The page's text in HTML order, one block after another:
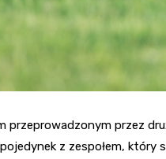
przeprowadzonym przez
z zespołem, który